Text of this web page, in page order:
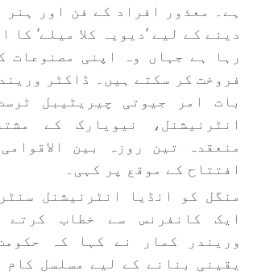
ہے۔ معذور افراد کے فن اور ہنر
دینے کے لیے ’دیویہ کلا میلے‘ کا
رہا ہے جہاں وہ اپنی مصنوعات
فروخت کر سکتے ہیں۔ ڈاکٹر
بات امر جیوتی چیریٹیبل
انٹرنیشنل، نیویارک کے
منعقدہ تین روزہ بین
افتتاح کے موقع پر کہی۔
منگل کو انڈیا انٹرنیشنل
ایک کانفرنس سے خطاب کرتے
وریندر کمار نے کہا کہ
یقینی بنانے کے لیے مسلسل کام